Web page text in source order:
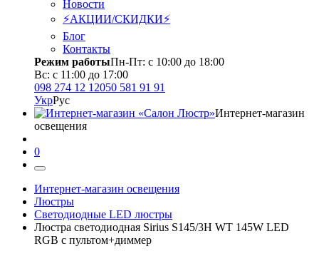
Новости
⚡АКЦИИ/СКИДКИ⚡
Блог
Контакты
Режим работыПн-Пт: с 10:00 до 18:00
Вс: с 11:00 до 17:00
098 274 12 12050 581 91 91
УкрРус
Интернет-магазин
освещения
0
Интернет-магазин освещения
Люстры
Светодиодные LED люстры
Люстра светодиодная Sirius S145/3H WT 145W LED
RGB с пультом+диммер